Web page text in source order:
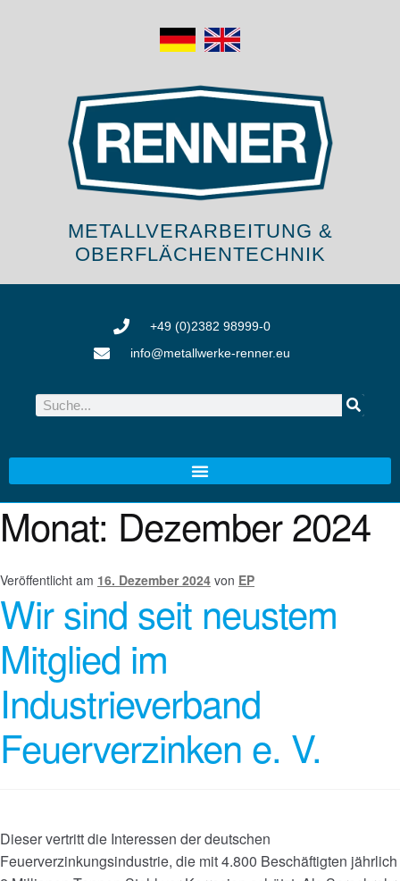
METALLVERARBEITUNG &
OBERFLÄCHENTECHNIK
+49 (0)2382 98999-0
info@metallwerke-renner.eu
Monat: Dezember 2024
Veröffentlicht am 16. Dezember 2024 von EP
Wir sind seit neustem
Mitglied im
Industrieverband
Feuerverzinken e. V.
Dieser vertritt die Interessen der deutschen
Feuerverzinkungsindustrie, die mit 4.800 Beschäftigten jährlich